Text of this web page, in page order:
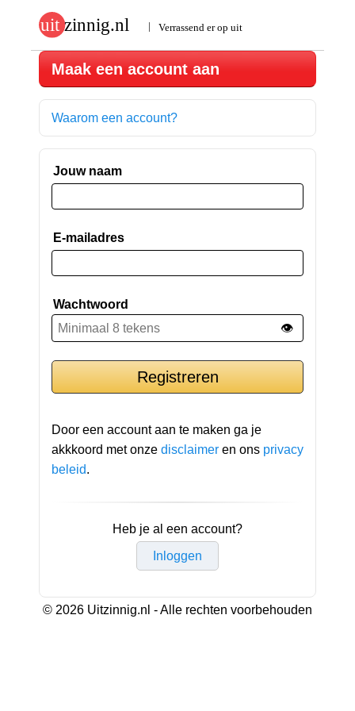
Maak een account aan
Waarom een account?
Jouw naam
E-mailadres
Wachtwoord
👁️
Door een account aan te maken ga je
akkkoord met onze disclaimer en ons privacy
beleid.
Heb je al een account?
Inloggen
© 2026 Uitzinnig.nl - Alle rechten voorbehouden